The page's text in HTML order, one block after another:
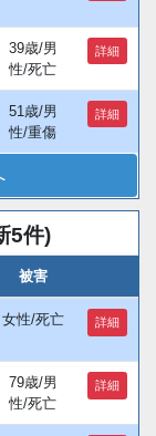
39歳/男
性/死亡
詳細
51歳/男
性/重傷
詳細
5件)
被害
女性/死亡 詳細
79歳/男
性/死亡
詳細